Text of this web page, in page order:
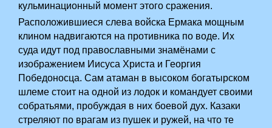
кульминационный момент этого сражения.
Расположившиеся слева войска Ермака мощным
клином надвигаются на противника по воде. Их
суда идут под православными знамёнами с
изображением Иисуса Христа и Георгия
Победоносца. Сам атаман в высоком богатырском
шлеме стоит на одной из лодок и командует своими
собратьями, пробуждая в них боевой дух. Казаки
стреляют по врагам из пушек и ружей, на что те